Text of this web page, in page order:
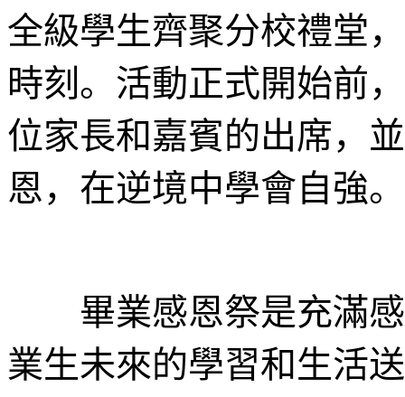
全級學生齊聚分校禮堂
時刻。活動正式開始前
位家長和嘉賓的出席，
恩，在逆境中學會自強。
畢業感恩祭是充滿感
業生未來的學習和生活